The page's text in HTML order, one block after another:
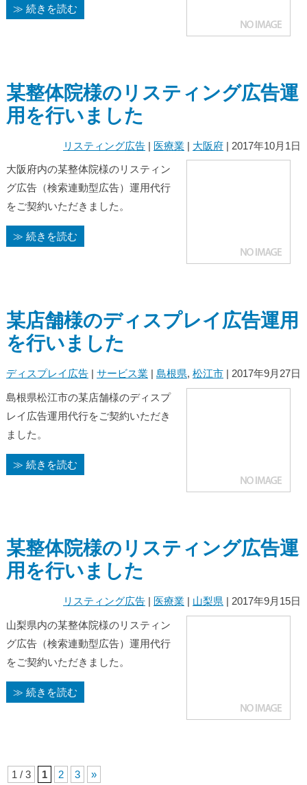
≫ 続きを読む
某整体院様のリスティング広告運
用を行いました
リスティング広告 | 医療業 | 大阪府 | 2017年10月1日
大阪府内の某整体院様のリスティン
グ広告（検索連動型広告）運用代行
をご契約いただきました。
≫ 続きを読む
某店舗様のディスプレイ広告運用
を行いました
ディスプレイ広告 |サービス業 |島根県,松江市 | 2017年9月27日
島根県松江市の某店舗様のディスプ
レイ広告運用代行をご契約いただき
ました。
≫ 続きを読む
某整体院様のリスティング広告運
用を行いました
リスティング広告 | 医療業 | 山梨県 | 2017年9月15日
山梨県内の某整体院様のリスティン
グ広告（検索連動型広告）運用代行
をご契約いただきました。
≫ 続きを読む
1 / 3 1 2 3 »